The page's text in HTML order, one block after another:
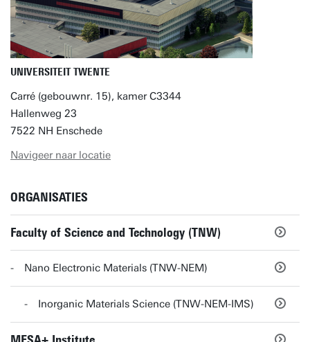
UNIVERSITEIT TWENTE
Carré (gebouwnr. 15), kamer C3344
Hallenweg 23
7522 NH Enschede
Navigeer naar locatie
ORGANISATIES
Faculty of Science and Technology (TNW)
Nano Electronic Materials (TNW-NEM)
Inorganic Materials Science (TNW-NEM-IMS)